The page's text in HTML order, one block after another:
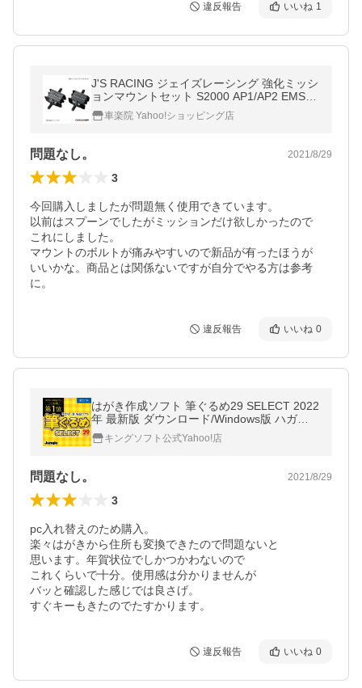
違反報告 いいね 1
J'S RACING ジェイズレーシング 強化ミッシ
ョンマウントセット S2000 AP1/AP2 EMS-S
1-MT車楽院 Yahoo!ショッピング店
問題なし。 2021/8/29
3
今回購入しましたが問題無く使用できています。
以前はスプーンでしたがミッションだけ欲しかったので
これにしました。
マウントのボルトが痛みやすいので新品が有ったほうが
いいかな。商品とは関係ないですが自分でやる方は参考
に。
違反報告 いいね 0
はがき作成ソフト 筆ぐるめ29 SELECT 2022
年 最新版 ダウンロード/Windows版 ハガキ
印刷ソフト ランキング 筆まめ/筆王/宛名職
人/住所録移行可能
キングソフト公式Yahoo!店
問題なし。 2021/8/29
3
pc入れ替えのため購入。
楽々はがきから住所も変換できたので問題ないと
思います。年賀状位でしかつかわないので
これくらいで十分。使用感は分かりませんが
バッと確認した感じでは良さげ。
すぐキーもきたのでたすかります。
違反報告 いいね 0